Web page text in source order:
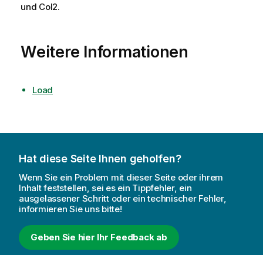
und Col2.
Weitere Informationen
Load
Hat diese Seite Ihnen geholfen?
Wenn Sie ein Problem mit dieser Seite oder ihrem
Inhalt feststellen, sei es ein Tippfehler, ein
ausgelassener Schritt oder ein technischer Fehler,
informieren Sie uns bitte!
Geben Sie hier Ihr Feedback ab